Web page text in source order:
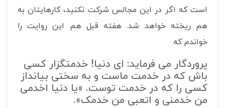
است که اگر در این مجالس شرکت نکنید، کارهایتان به
هم ریخته خواهد شد. هفته قبل هم این روایت را
خواندم که
پروردگار می فرماید: ای دنیا! خدمتگزار کسی
باش که در خدمت ماست و به سختی بیانداز
کسی را که در خدمت توست. «یا دنیا اخدمی
من خدمنی و اتعبی من خدمک».